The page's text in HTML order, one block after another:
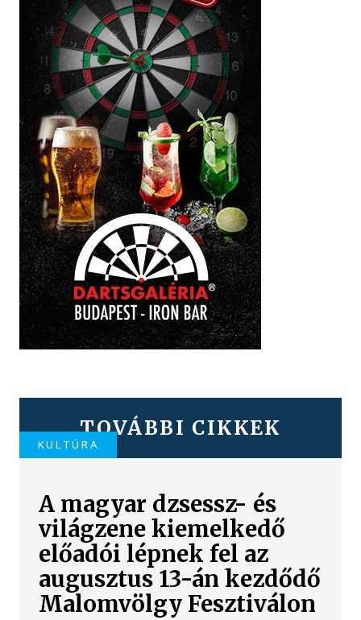
TOVÁBBI CIKKEK
KULTÚRA
A magyar dzsessz- és
világzene kiemelkedő
előadói lépnek fel az
augusztus 13-án kezdődő
Malomvölgy Fesztiválon